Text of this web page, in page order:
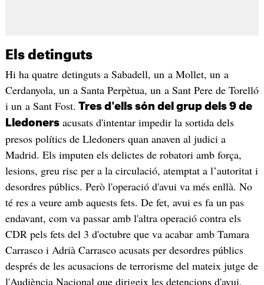
Els detinguts
Hi ha quatre detinguts a Sabadell, un a Mollet, un a
Cerdanyola, un a Santa Perpètua, un a Sant Pere de Torelló
i un a Sant Fost. Tres d'ells són del grup dels 9 de
Lledonersacusats d'intentar impedir la sortida dels
presos polítics de Lledoners quan anaven al judici a
Madrid. Els imputen els delictes de robatori amb força,
lesions, greu risc per a la circulació, atemptat a l’autoritat i
desordres públics. Però l'operació d'avui va més enllà. No
té res a veure amb aquests fets. De fet, avui es fa un pas
endavant, com va passar amb l'altra operació contra els
CDR pels fets del 3 d'octubre que va acabar amb Tamara
Carrasco i Adrià Carrasco acusats per desordres públics
després de les acusacions de terrorisme del mateix jutge de
l'Audiència Nacional que dirigeix les detencions d'avui.